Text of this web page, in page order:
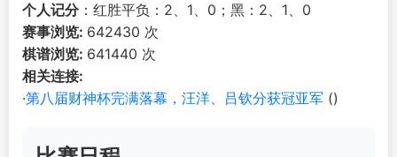
个人记分：红胜平负：2、1、0；黑：2、1、0
赛事浏览: 642430 次
棋谱浏览: 641440 次
相关连接:
·第八届财神杯完满落幕，汪洋、吕钦分获冠亚军 ()